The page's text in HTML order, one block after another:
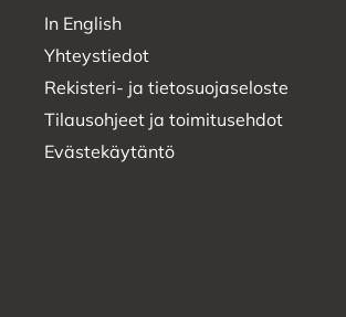
In English
Yhteystiedot
Rekisteri- ja tietosuojaseloste
Tilausohjeet ja toimitusehdot
Evästekäytäntö